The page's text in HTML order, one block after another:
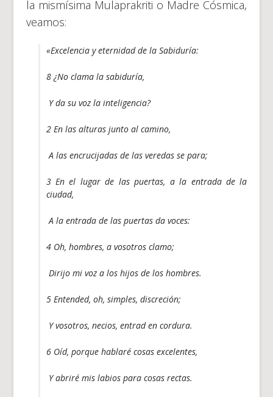
la mismísima Mulaprakriti o Madre Cósmica,
veamos:
«Excelencia y eternidad de la Sabiduría:
8 ¿No clama la sabiduría,
Y da su voz la inteligencia?
2 En las alturas junto al camino,
A las encrucijadas de las veredas se para;
3 En el lugar de las puertas, a la entrada de la
ciudad,
A la entrada de las puertas da voces:
4 Oh, hombres, a vosotros clamo;
Dirijo mi voz a los hijos de los hombres.
5 Entended, oh, simples, discreción;
Y vosotros, necios, entrad en cordura.
6 Oíd, porque hablaré cosas excelentes,
Y abriré mis labios para cosas rectas.